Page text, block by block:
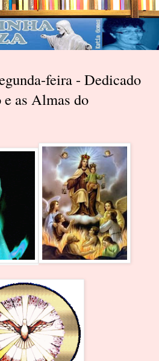
feira - Dedicado
as Almas do